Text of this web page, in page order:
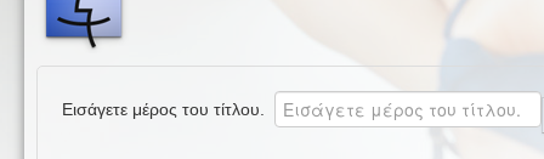
Εισάγετε μέρος του τίτλου.